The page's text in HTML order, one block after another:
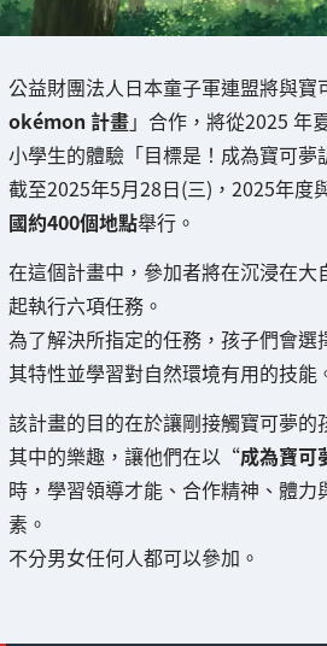
公益財團法人日本童子軍連盟將與寶
okémon 計畫」合作，將從2025 年
小學生的體驗「目標是！成為寶可夢
截至2025年5月28日(三)，2025年度
國約400個地點舉行。
在這個計畫中，參加者將在沉浸在
起執行六項任務。
為了解決所指定的任務，孩子們會
其特性並學習對自然環境有用的技能
該計畫的目的在於讓剛接觸寶可夢的
其中的樂趣，讓他們在以“成為寶可
時，學習領導才能、合作精神、體
素。
不分男女任何人都可以參加。